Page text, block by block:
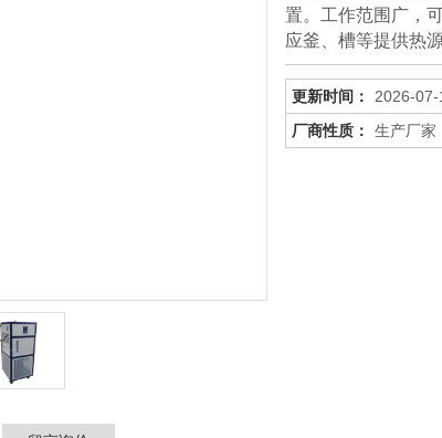
置。工作范围广，
应釜、槽等提供热
更新时间： 2026-07-
厂商性质：
生产厂家